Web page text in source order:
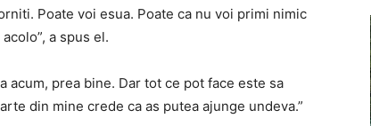
Poate voi esua. Poate ca nu voi primi nimic
a spus el.
acum, prea bine. Dar tot ce pot face este sa
din mine crede ca as putea ajunge undeva.”